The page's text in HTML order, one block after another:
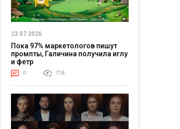
23.07.2026
Пока 97% маркетологов пишут
промпты, Галичина получила иглу
и фетр
0 718